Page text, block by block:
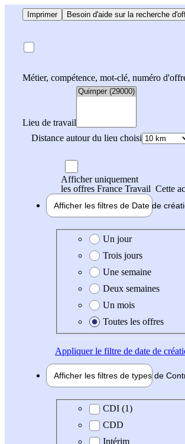
Imprimer Besoin d'aide sur la recherche
Métier, compétence, mot-clé, numéro
Lieu de travail
Distance autour du lieu choisi
Afficher uniquement
les offres France Travail Cette
Afficher les filtres de Date de
Date de création de l'offre
Un jour
Trois jours
Une semaine
Deux semaines
Un mois
Toutes les offres
Appliquerle filtre de date de
Afficher les filtres de types de
Type de contrat
CDI (1)
CDD
Intérim